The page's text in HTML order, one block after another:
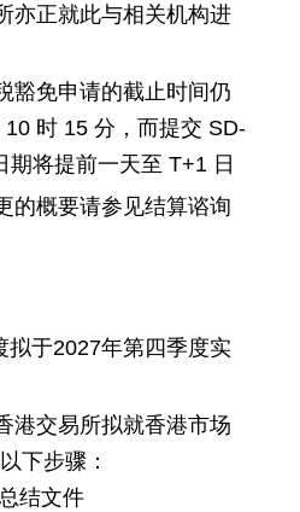
亦正就此与相关机构进
豁免申请的截止时间仍
时 15 分，而提交 SD-
期将提前一天至 T+1 日
的概要请参见结算谘询
拟于2027年第四季度实
港交易所拟就香港市场
下步骤：
结文件